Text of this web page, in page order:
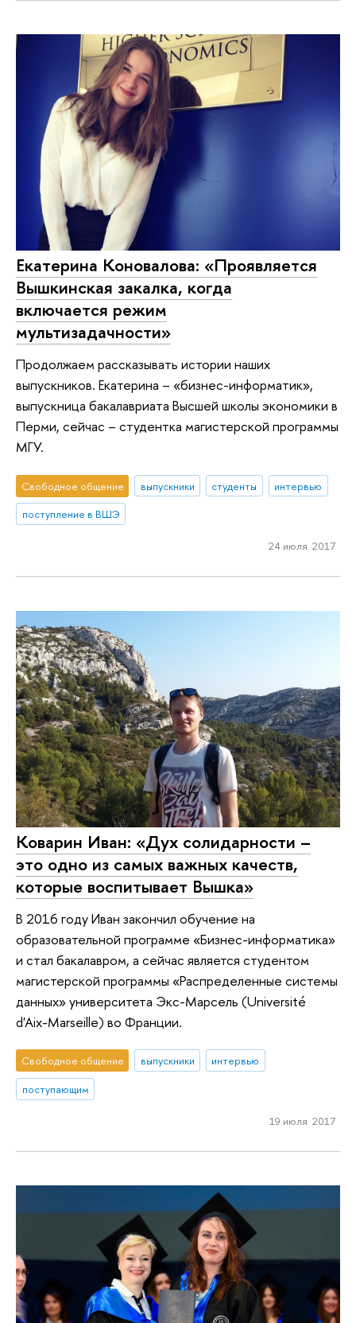
Екатерина Коновалова: «Проявляется
Вышкинская закалка, когда
включается режим
мультизадачности»
Продолжаем рассказывать истории наших
выпускников. Екатерина – «бизнес-информатик»,
выпускница бакалавриата Высшей школы экономики в
Перми, сейчас – студентка магистерской программы
МГУ.
Свободное общение выпускники студенты
интервью
поступление в ВШЭ
24 июля 2017
Коварин Иван: «Дух солидарности –
это одно из самых важных качеств,
которые воспитывает Вышка»
В 2016 году Иван закончил обучение на
образовательной программе «Бизнес-информатика»
и стал бакалавром, а сейчас является студентом
магистерской программы «Распределенные системы
данных» университета Экс-Марсель (Université
d'Aix-Marseille) во Франции.
Свободное общение выпускники
интервью
поступающим
19 июля 2017